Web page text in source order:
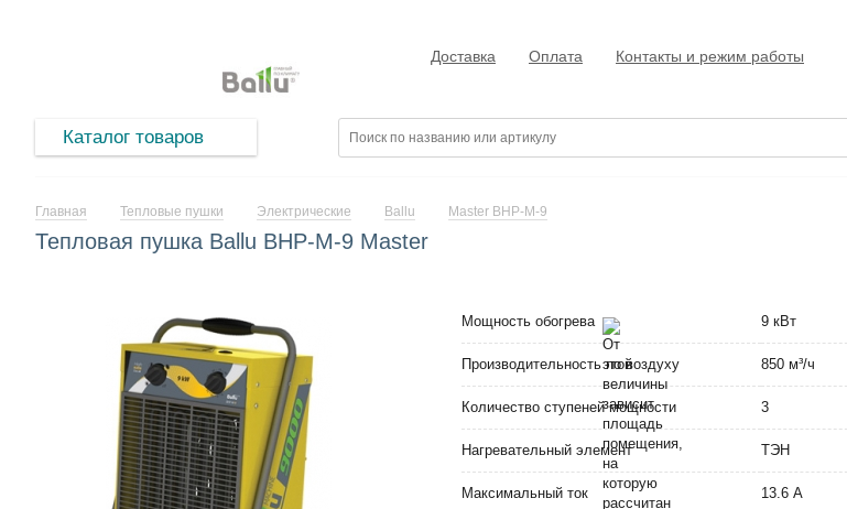
Доставка Оплата Контакты и режим работы
Каталог товаров
Главная Тепловые пушки Электрические Ballu Master BHP-M-9
Тепловая пушка Ballu BHP-M-9 Master
Мощность обогрева 9 кВт
Производительность по воздуху 850 м³/ч
Количество ступеней мощности 3
Нагревательный элемент ТЭН
Максимальный ток 13.6 А